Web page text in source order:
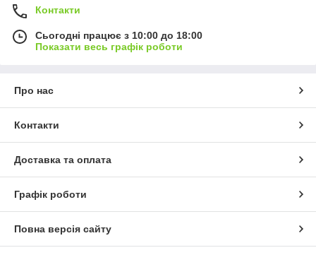
Контакти
Сьогодні працює з 10:00 до 18:00
Показати весь графік роботи
Про нас
Контакти
Доставка та оплата
Графік роботи
Повна версія сайту